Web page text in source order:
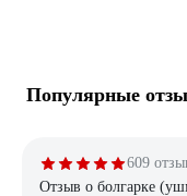
Популярные
609
Отзыв о болгарке